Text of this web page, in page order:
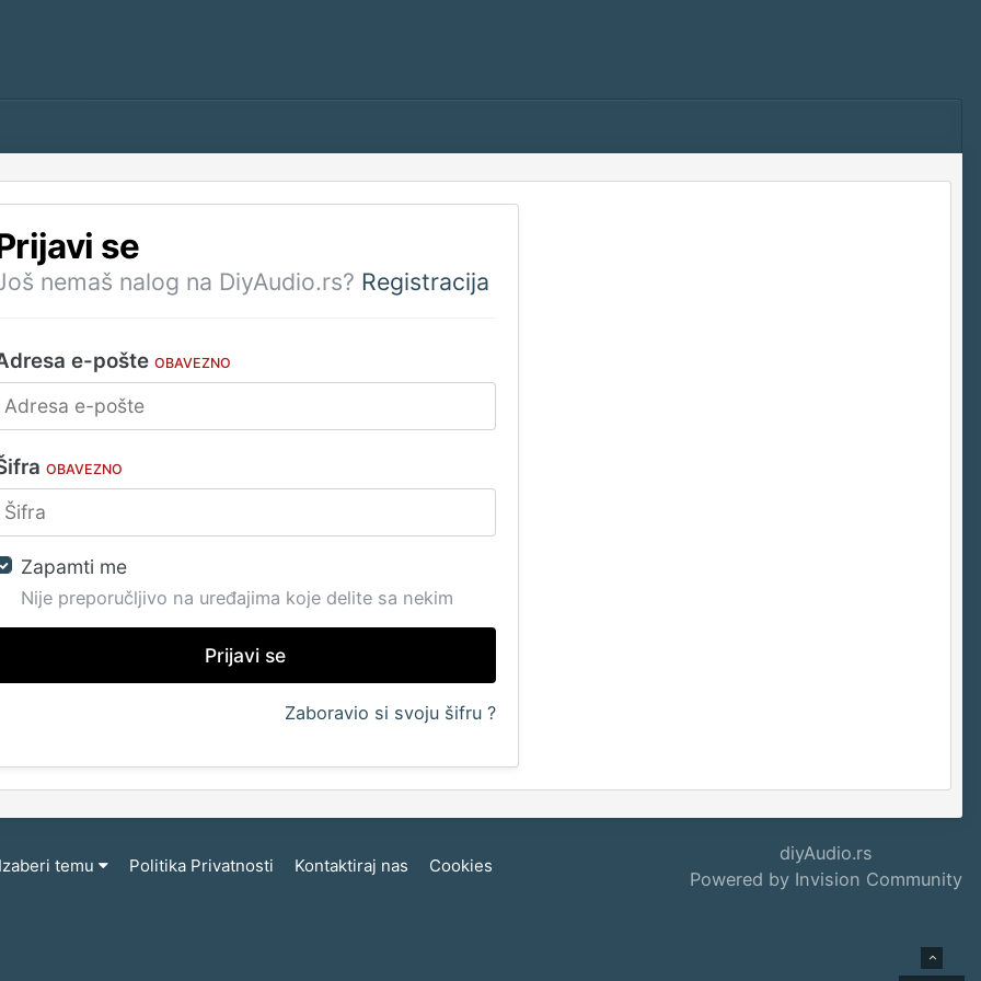
se
nemaš nalog na DiyAudio.rs? Registracija
e-pošte OBAVEZNO
OBAVEZNO
Zapamti me
Nije preporučljivo na uređajima koje delite sa nekim
Prijavi se
Zaboravio si svoju šifru ?
Izaberi temu Politika Privatnosti Kontaktiraj nas Cookies
diyAudio.rs
Powered by Invision Community